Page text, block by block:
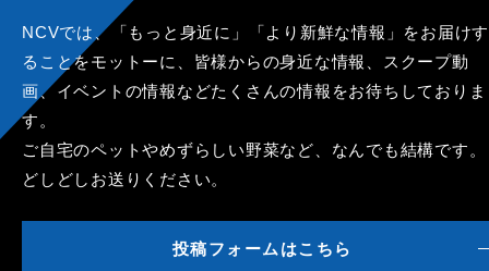
NCVでは、「もっと身近に」「より新鮮な情報」をお届けす
ることをモットーに、皆様からの身近な情報、スクープ動
画、イベントの情報などたくさんの情報をお待ちしておりま
す。
ご自宅のペットやめずらしい野菜など、なんでも結構です。
どしどしお送りください。
投稿フォームはこちら